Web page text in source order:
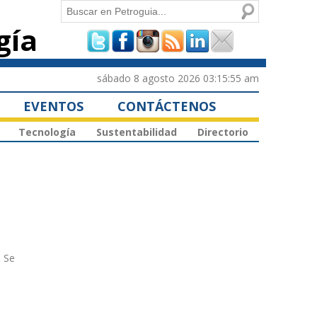
Formulario de
búsqueda
Buscar
sábado 8 agosto 2026 03:15:55 am
EVENTOS CONTÁCTENOS
Tecnología Sustentabilidad Directorio